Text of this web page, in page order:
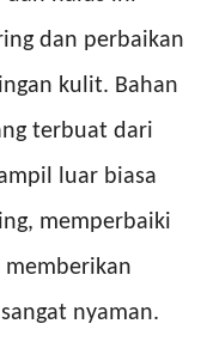
dan perbaikan
kulit. Bahan
terbuat dari
luar biasa
memperbaiki
nyaman.